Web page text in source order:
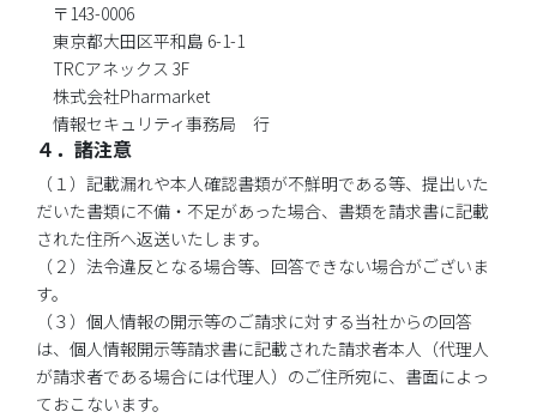
〒143-0006
東京都大田区平和島 6-1-1
TRCアネックス 3F
株式会社Pharmarket
情報セキュリティ事務局 行
４．諸注意
（１）記載漏れや本人確認書類が不鮮明である等、提出いた
だいた書類に不備・不足があった場合、書類を請求書に記載
された住所へ返送いたします。
（２）法令違反となる場合等、回答できない場合がございま
す。
（３）個人情報の開示等のご請求に対する当社からの回答
は、個人情報開示等請求書に記載された請求者本人（代理人
が請求者である場合には代理人）のご住所宛に、書面によっ
ておこないます。